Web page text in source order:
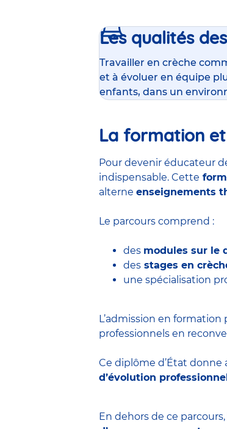
Les qualités
Travailler en crèche
et à évoluer en équipe
enfants, dans un
La formation
Pour devenir éducateur
indispensable. Cette
alterne enseignements
Le parcours comprend :
des modules sur le
des stages en
une spécialisation
L’admission en formation
professionnels en
Ce diplôme d’État donne
d’évolution
En dehors de ce